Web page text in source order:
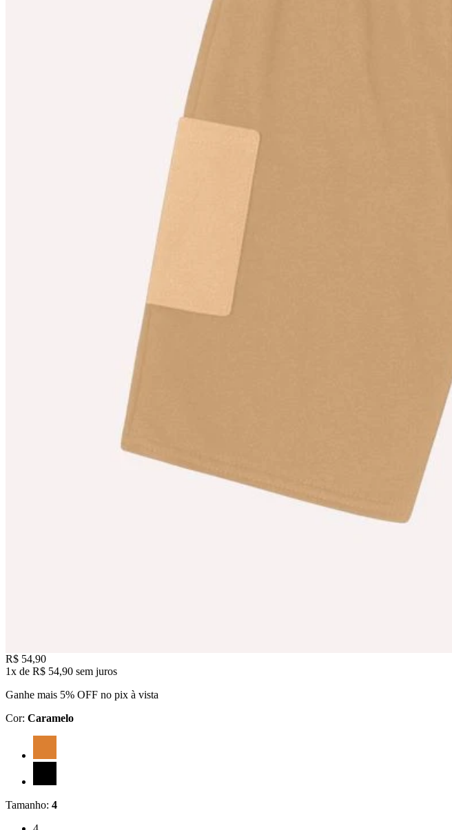
Price:
R$ 54,90
1x de R$ 54,90 sem juros
Ganhe mais 5% OFF no pix à vista
Cor: Caramelo
Tamanho: 4